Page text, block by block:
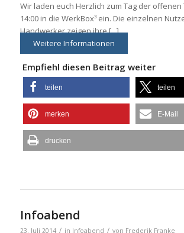
Wir laden euch Herzlich zum Tag der offenen
14:00 in die WerkBox³ ein. Die einzelnen
Handwerker zeigen ihre [...]
Weitere Informationen
Empfiehl diesen Beitrag weiter
teilen teilen
merken E-Mail
drucken
Infoabend
23. Juli 2014 / in Infoabend / von Frederik Franke